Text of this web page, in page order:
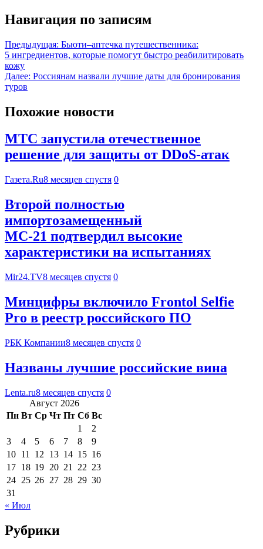
Навигация по записям
Предыдущая: Бьюти–аптечка путешественника:
5 ингредиентов, которые помогут быстро реабилитировать
кожу
Далее: Россиянам назвали лучшие даты для бронирования
туров
Похожие новости
МТС запустила отечественное
решение для защиты от DDoS-атак
Газета.Ru8 месяцев спустя 0
Второй полностью
импортозамещенный
МС-21 подтвердил высокие
характеристики на испытаниях
Mir24.TV8 месяцев спустя 0
Минцифры включило Frontol Selfie
Pro в реестр российского ПО
РБК Компании8 месяцев спустя 0
Названы лучшие российские вина
Lenta.ru8 месяцев спустя 0
Август 2026
Пн Вт Ср Чт Пт Сб Вс
1
2
3
4 5 6 7 8
9
10 11 12 13 14 15 16
17 18 19 20 21 22 23
24 25 26 27 28 29 30
31
« Июл
Рубрики